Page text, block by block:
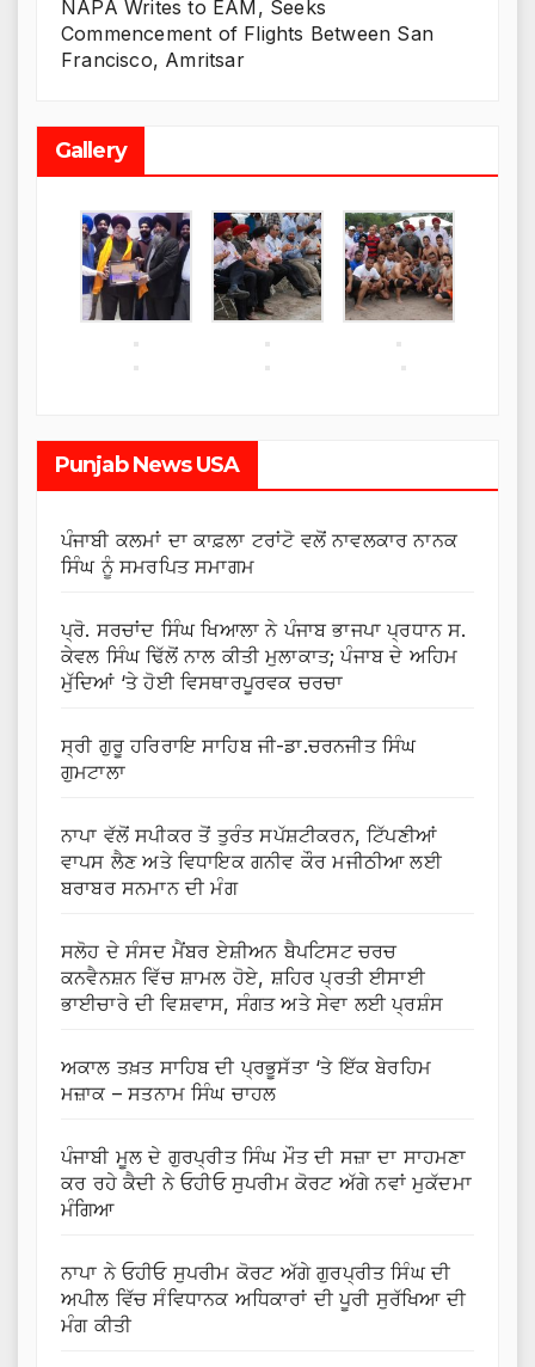
NAPA Writes to EAM, Seeks
Commencement of Flights Between San
Francisco, Amritsar
Gallery
Punjab News USA
ਪੰਜਾਬੀ ਕਲਮਾਂ ਦਾ ਕਾਫ਼ਲਾ ਟਰਾਂਟੋ ਵਲੋਂ ਨਾਵਲਕਾਰ ਨਾਨਕ
ਸਿੰਘ ਨੂੰ ਸਮਰਪਿਤ ਸਮਾਗਮ
ਪ੍ਰੋ. ਸਰਚਾਂਦ ਸਿੰਘ ਖਿਆਲਾ ਨੇ ਪੰਜਾਬ ਭਾਜਪਾ ਪ੍ਰਧਾਨ ਸ.
ਕੇਵਲ ਸਿੰਘ ਢਿੱਲੋਂ ਨਾਲ ਕੀਤੀ ਮੁਲਾਕਾਤ; ਪੰਜਾਬ ਦੇ ਅਹਿਮ
ਮੁੱਦਿਆਂ ‘ਤੇ ਹੋਈ ਵਿਸਥਾਰਪੂਰਵਕ ਚਰਚਾ
ਸ੍ਰੀ ਗੁਰੂ ਹਰਿਰਾਇ ਸਾਹਿਬ ਜੀ-ਡਾ.ਚਰਨਜੀਤ ਸਿੰਘ
ਗੁਮਟਾਲਾ
ਨਾਪਾ ਵੱਲੋਂ ਸਪੀਕਰ ਤੋਂ ਤੁਰੰਤ ਸਪੱਸ਼ਟੀਕਰਨ, ਟਿੱਪਣੀਆਂ
ਵਾਪਸ ਲੈਣ ਅਤੇ ਵਿਧਾਇਕ ਗਨੀਵ ਕੌਰ ਮਜੀਠੀਆ ਲਈ
ਬਰਾਬਰ ਸਨਮਾਨ ਦੀ ਮੰਗ
ਸਲੋਹ ਦੇ ਸੰਸਦ ਮੈਂਬਰ ਏਸ਼ੀਅਨ ਬੈਪਟਿਸਟ ਚਰਚ
ਕਨਵੈਨਸ਼ਨ ਵਿੱਚ ਸ਼ਾਮਲ ਹੋਏ, ਸ਼ਹਿਰ ਪ੍ਰਤੀ ਈਸਾਈ
ਭਾਈਚਾਰੇ ਦੀ ਵਿਸ਼ਵਾਸ, ਸੰਗਤ ਅਤੇ ਸੇਵਾ ਲਈ ਪ੍ਰਸ਼ੰਸ
ਅਕਾਲ ਤਖ਼ਤ ਸਾਹਿਬ ਦੀ ਪ੍ਰਭੂਸੱਤਾ ‘ਤੇ ਇੱਕ ਬੇਰਹਿਮ
ਮਜ਼ਾਕ – ਸਤਨਾਮ ਸਿੰਘ ਚਾਹਲ
ਪੰਜਾਬੀ ਮੂਲ ਦੇ ਗੁਰਪ੍ਰੀਤ ਸਿੰਘ ਮੌਤ ਦੀ ਸਜ਼ਾ ਦਾ ਸਾਹਮਣਾ
ਕਰ ਰਹੇ ਕੈਦੀ ਨੇ ਓਹੀਓ ਸੁਪਰੀਮ ਕੋਰਟ ਅੱਗੇ ਨਵਾਂ ਮੁਕੱਦਮਾ
ਮੰਗਿਆ
ਨਾਪਾ ਨੇ ਓਹੀਓ ਸੁਪਰੀਮ ਕੋਰਟ ਅੱਗੇ ਗੁਰਪ੍ਰੀਤ ਸਿੰਘ ਦੀ
ਅਪੀਲ ਵਿੱਚ ਸੰਵਿਧਾਨਕ ਅਧਿਕਾਰਾਂ ਦੀ ਪੂਰੀ ਸੁਰੱਖਿਆ ਦੀ
ਮੰਗ ਕੀਤੀ